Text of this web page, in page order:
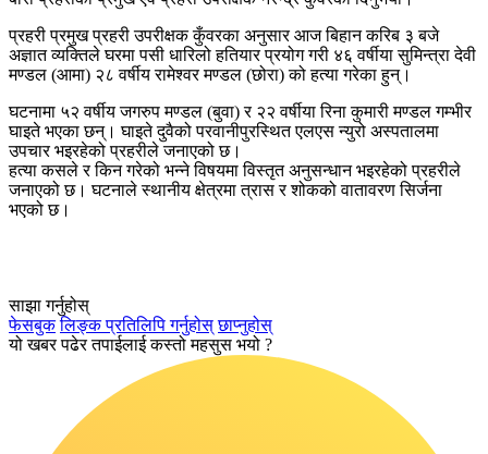
प्रहरी प्रमुख प्रहरी उपरीक्षक कुँवरका अनुसार आज बिहान करिब ३ बजे
अज्ञात व्यक्तिले घरमा पसी धारिलो हतियार प्रयोग गरी ४६ वर्षीया सुमिन्त्रा देवी
मण्डल (आमा) २८ वर्षीय रामेश्वर मण्डल (छोरा) को हत्या गरेका हुन्।
घटनामा ५२ वर्षीय जगरुप मण्डल (बुवा) र २२ वर्षीया रिना कुमारी मण्डल गम्भीर
घाइते भएका छन्। घाइते दुवैको परवानीपुरस्थित एलएस न्युरो अस्पतालमा
उपचार भइरहेको प्रहरीले जनाएको छ।
हत्या कसले र किन गरेको भन्ने विषयमा विस्तृत अनुसन्धान भइरहेको प्रहरीले
जनाएको छ। घटनाले स्थानीय क्षेत्रमा त्रास र शोकको वातावरण सिर्जना
भएको छ।
साझा गर्नुहोस्
फेसबुक लिङ्क प्रतिलिपि गर्नुहोस् छाप्नुहोस्
यो खबर पढेर तपाईलाई कस्तो महसुस भयो ?